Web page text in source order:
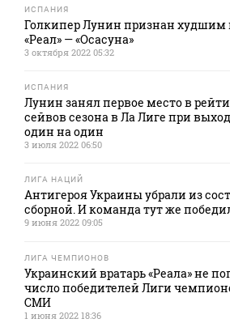
ИСПАНИЯ
Голкипер Лунин признан худшим
«Реал» — «Осасуна»
3 октября 2022 05:32
ИСПАНИЯ
Лунин занял первое место в
сейвов сезона в Ла Лиге при
один на один
3 июля 2022 06:50
ЛИГА НАЦИЙ
Антигероя Украины убрали из
сборной. И команда тут же
9 июня 2022 09:05
ЛИГА ЧЕМПИОНОВ
Украинский вратарь «Реала» не
число победителей Лиги
СМИ
1 июня 2022 18:36